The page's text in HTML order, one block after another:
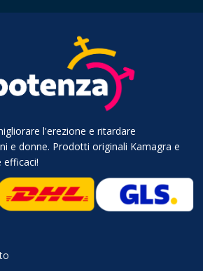
l'erezione e ritardare
e donne. Prodotti originali Kamagra e